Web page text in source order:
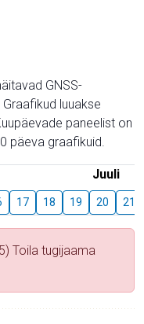
GNSS-
luuakse
paneelist on
päeva graafikuid.
Juuli
17 18 19 20 21
Toila tugijaama